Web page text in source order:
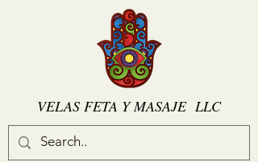
VELAS FETA Y MASAJE LLC